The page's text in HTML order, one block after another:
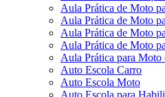
Aula Prática de Moto
Aula Prática de Moto
Aula Prática de Moto
Aula Prática de Moto
Aula Prática para Moto
Auto Escola Carro
Auto Escola Moto
Auto Escola para